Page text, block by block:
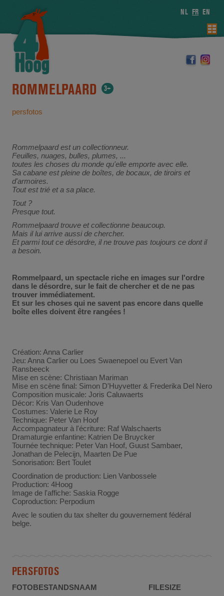
NL FR EN
ROMMELPAARD 3+
persfotos
Rommelpaard est un collectionneur.
Feuilles, nuages, bulles, plumes, ...
toutes les choses du monde qu'elle emporte avec elle.
Sa cabane est pleine de boîtes, de bocaux, de tiroirs et
d'armoires.
Tout est trié et a sa place.
Tout ?
Presque tout.
Rommelpaard trouve et collectionne beaucoup.
Mais il lui arrive aussi de chercher.
Et parmi tout ce désordre, il ne trouve pas toujours ce dont il
a besoin.
Rommelpaard, un spectacle riche en images sur l'ordre
dans le désordre, sur le fait de chercher et de ne pas
trouver immédiatement.
Et sur les choses qui ne savent pas encore dans quelle
boîte elles doivent être rangées !
Création: Anna Carlier
Jeu: Anna Carlier ou Loes Swaenepoel ou Evert Van
Ransbeeck
Mise en scène: Christiaan Mariman
Mise en scène final: Simon D'Huyvetter & Frederika Del Nero
Composition musicale: Joris Caluwaerts
Décor: Kris Van Oudenhove
Costumes: Valerie Le Roy
Technique: Peter Van Hoof
Accompagnateur à l'écriture: Raf Walschaerts
Dramaturgie enfantine: Katrien De Bruycker
Tournée technique: Peter Van Hoof, Guust Sambaer,
Jonathan de Pelecijn, Maarten De Pue
Sonorisation: Bert Toulet
Coordination de production: Lien Vanbossele
Production: 4Hoog
Image de l'affiche: Saskia Rogge
Coproduction: Perpodium
Avec le soutien du tax shelter du gouvernement fédéral
belge.
PERSFOTOS
FOTOBESTANDSNAAM
FILESIZE